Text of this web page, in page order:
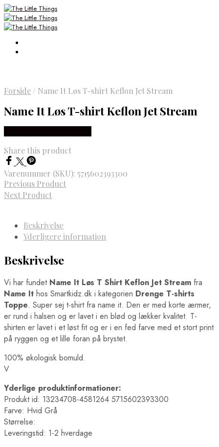
Forside / Name It Løs T-shirt Keflon Jet Stream
Name It Løs T-shirt Keflon Jet Stream
Share this product
Varenummer (SKU): 5715602393300
Previous Product
Next Product
Beskrivelse
Yderligere information
Beskrivelse
Vi har fundet Name It Løs T Shirt Keflon Jet Stream fra
Name It hos Smartkidz.dk i kategorien Drenge T-shirts
Toppe. Super sej t-shirt fra name it. Den er med korte ærmer,
er rund i halsen og er lavet i en blød og lækker kvalitet. T-
shirten er lavet i et løst fit og er i en fed farve med et stort print
på ryggen og et lille foran på brystet.
100% økologisk bomuld.
V
Yderlige produktinformationer:
Produkt id: 13234708-4581264 5715602393300
Farve: Hvid Grå
Størrelse:
Leveringstid: 1-2 hverdage